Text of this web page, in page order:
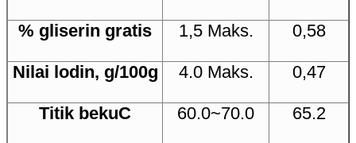
% gliserin gratis 1,5 Maks. 0,58
Nilai lodin, g/100g 4.0 Maks. 0,47
Titik bekuC 60.0~70.0 65.2